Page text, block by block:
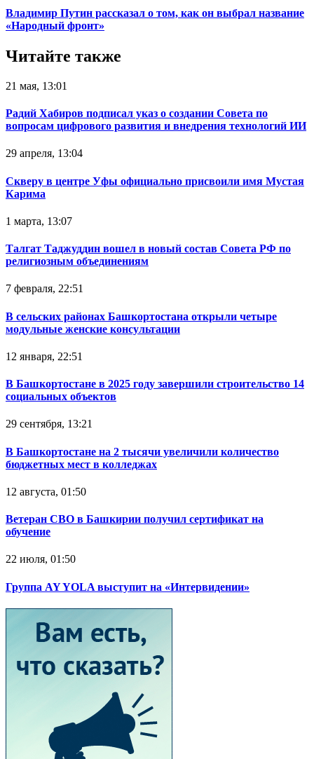
Владимир Путин рассказал о том, как он выбрал название
«Народный фронт»
Читайте также
21 мая, 13:01
Радий Хабиров подписал указ о создании Совета по
вопросам цифрового развития и внедрения технологий ИИ
29 апреля, 13:04
Скверу в центре Уфы официально присвоили имя Мустая
Карима
1 марта, 13:07
Талгат Таджуддин вошел в новый состав Совета РФ по
религиозным объединениям
7 февраля, 22:51
В сельских районах Башкортостана открыли четыре
модульные женские консультации
12 января, 22:51
В Башкортостане в 2025 году завершили строительство 14
социальных объектов
29 сентября, 13:21
В Башкортостане на 2 тысячи увеличили количество
бюджетных мест в колледжах
12 августа, 01:50
Ветеран СВО в Башкирии получил сертификат на
обучение
22 июля, 01:50
Группа AY YOLA выступит на «Интервидении»